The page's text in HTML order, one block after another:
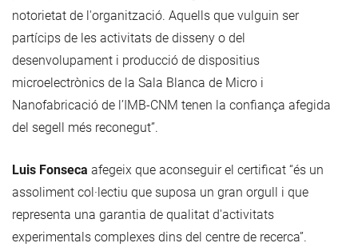
notorietat de l'organització. Aquells que vulguin ser
partícips de les activitats de disseny o del
desenvolupament i producció de dispositius
microelectrònics de la Sala Blanca de Micro i
Nanofabricació de l’IMB-CNM tenen la confiança afegida
del segell més reconegut”.
Luis Fonseca afegeix que aconseguir el certificat “és un
assoliment col·lectiu que suposa un gran orgull i que
representa una garantia de qualitat d'activitats
experimentals complexes dins del centre de recerca”.